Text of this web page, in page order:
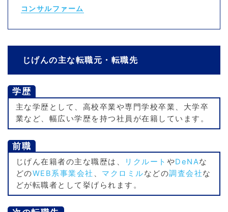
コンサルファーム
じげんの主な転職元・転職先
学歴
主な学歴として、高校卒業や専門学校卒業、大学卒
業など、幅広い学歴を持つ社員が在籍しています。
前職
じげん在籍者の主な職歴は、 リクルート やDeNAな
どのWEB系事業会社 、 マクロミルなどの調査会社な
どが転職者として挙げられます。